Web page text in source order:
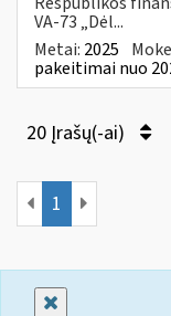
VA-73 „Dėl...
Metai: 2025
pakeitimai nuo
20 Įrašų(-ai)
1